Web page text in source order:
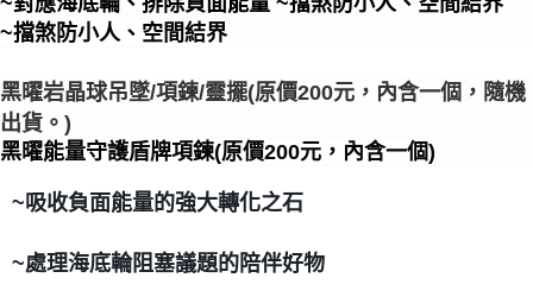
~擋煞防小人、空間結界
黑曜岩晶球吊墜/項鍊/靈擺(原價200元，內含一個，隨機
出貨。)
黑曜能量守護盾牌項鍊(原價200元，內含一個)
~吸收負面能量的強大轉化之石
~處理海底輪阻塞議題的陪伴好物